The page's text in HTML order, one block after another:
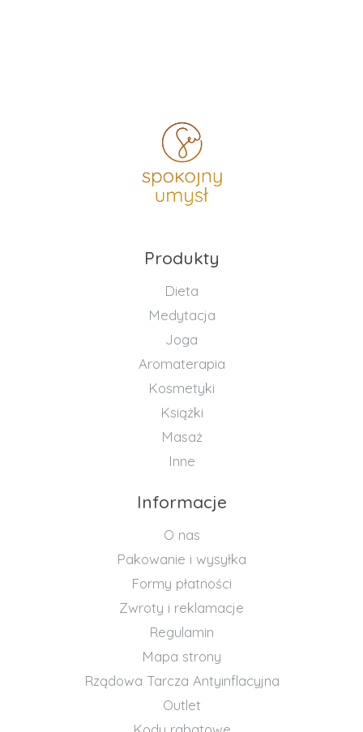
Produkty
Dieta
Medytacja
Joga
Aromaterapia
Kosmetyki
Książki
Masaż
Inne
Informacje
O nas
Pakowanie i wysyłka
Formy płatności
Zwroty i reklamacje
Regulamin
Mapa strony
Rządowa Tarcza Antyinflacyjna
Outlet